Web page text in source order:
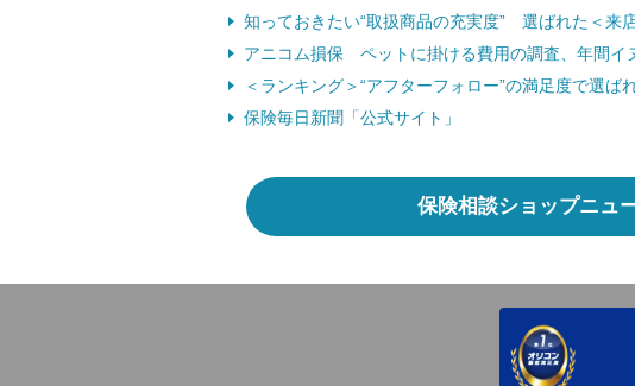
知っておきたい“取扱商品の充実度” 選ばれた＜来
アニコム損保 ペットに掛ける費用の調査、年間イ
＜ランキング＞“アフターフォロー”の満足度で選ば
保険毎日新聞「公式サイト」
保険相談ショップニュ